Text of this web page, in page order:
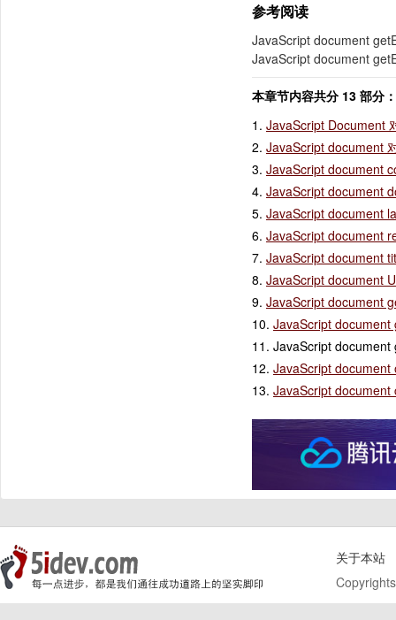
参考阅读
JavaScript document
JavaScript document
本章节内容共分 13 部分：
1. JavaScript Document
2. JavaScript document
3. JavaScript document
4. JavaScript document
5. JavaScript document
6. JavaScript document
7. JavaScript document
8. JavaScript document
9. JavaScript document
10. JavaScript document
11. JavaScript
12. JavaScript document
13. JavaScript document
关于本站